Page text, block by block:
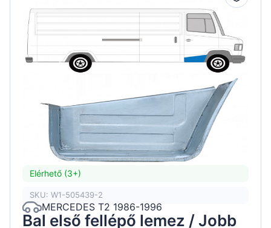
Elérhető (3+)
SKU: W1-505439-2
MERCEDES T2 1986-1996
Bal első fellépő lemez / Jobb